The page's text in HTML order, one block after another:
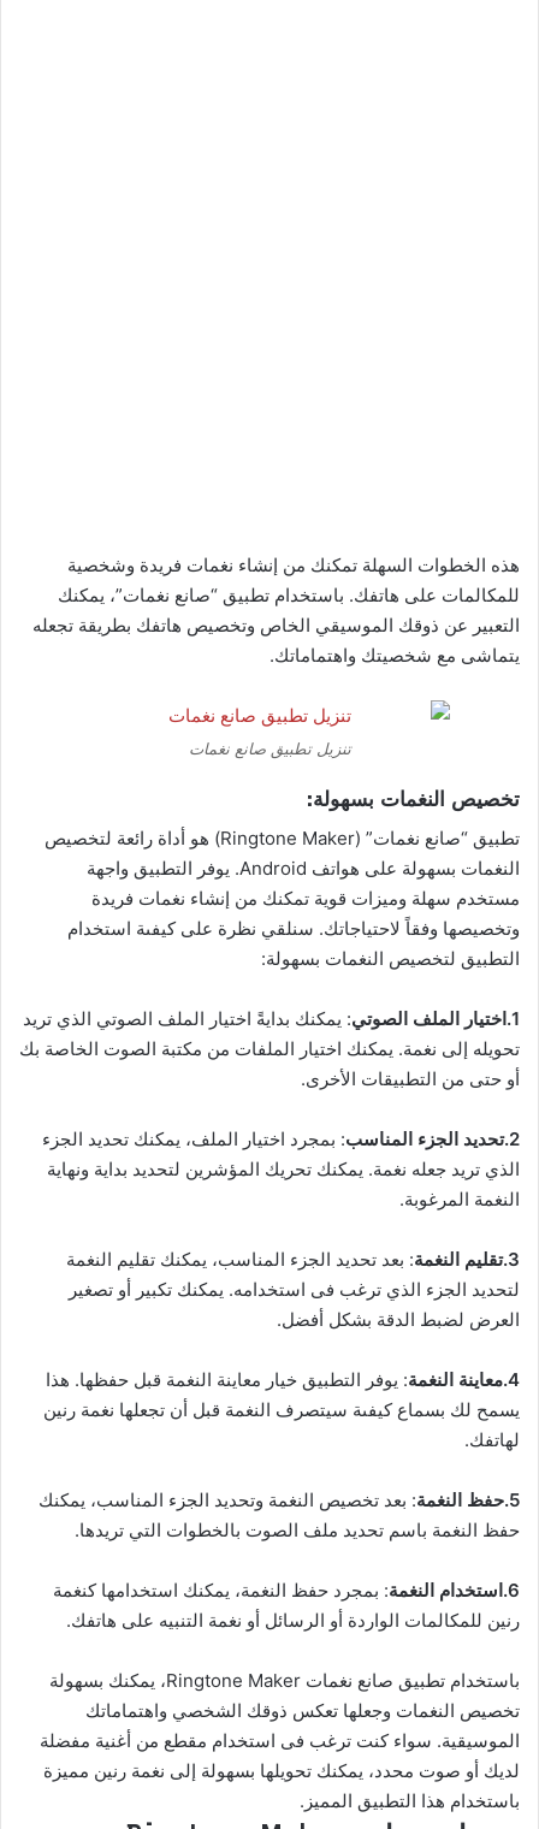
هذه الخطوات السهلة تمكنك من إنشاء نغمات فريدة وشخصية
للمكالمات على هاتفك. باستخدام تطبيق “صانع نغمات”، يمكنك
التعبير عن ذوقك الموسيقي الخاص وتخصيص هاتفك بطريقة تجعله
يتماشى مع شخصيتك واهتماماتك.
تنزيل تطبيق صانع نغمات
تخصيص النغمات بسهولة:
تطبيق “صانع نغمات” (Ringtone Maker) هو أداة رائعة لتخصيص
النغمات بسهولة على هواتف Android. يوفر التطبيق واجهة
مستخدم سهلة وميزات قوية تمكنك من إنشاء نغمات فريدة
وتخصيصها وفقاً لاحتياجاتك. سنلقي نظرة على كيفىة استخدام
التطبيق لتخصيص النغمات بسهولة:
1.اختيار الملف الصوتي
: يمكنك بدايةً اختيار الملف الصوتي الذي تريد
تحويله إلى نغمة. يمكنك اختيار الملفات من مكتبة الصوت الخاصة بك
أو حتى من التطبيقات الأخرى.
2.تحديد الجزء المناسب
: بمجرد اختيار الملف، يمكنك تحديد الجزء
الذي تريد جعله نغمة. يمكنك تحريك المؤشرين لتحديد بداية ونهاية
النغمة المرغوبة.
3.تقليم النغمة
: بعد تحديد الجزء المناسب، يمكنك تقليم النغمة
لتحديد الجزء الذي ترغب فى استخدامه. يمكنك تكبير أو تصغير
العرض لضبط الدقة بشكل أفضل.
4.معاينة النغمة
: يوفر التطبيق خيار معاينة النغمة قبل حفظها. هذا
يسمح لك بسماع كيفىة سيتصرف النغمة قبل أن تجعلها نغمة رنين
لهاتفك.
5.حفظ النغمة
: بعد تخصيص النغمة وتحديد الجزء المناسب، يمكنك
حفظ النغمة باسم تحديد ملف الصوت بالخطوات التي تريدها.
6.استخدام النغمة
: بمجرد حفظ النغمة، يمكنك استخدامها كنغمة
رنين للمكالمات الواردة أو الرسائل أو نغمة التنبيه على هاتفك.
باستخدام تطبيق صانع نغمات Ringtone Maker، يمكنك بسهولة
تخصيص النغمات وجعلها تعكس ذوقك الشخصي واهتماماتك
الموسيقية. سواء كنت ترغب فى استخدام مقطع من أغنية مفضلة
لديك أو صوت محدد، يمكنك تحويلها بسهولة إلى نغمة رنين مميزة
باستخدام هذا التطبيق المميز.